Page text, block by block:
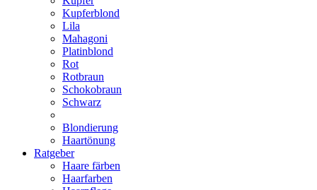
Kupferblond
Lila
Mahagoni
Platinblond
Rot
Rotbraun
Schokobraun
Schwarz
Blondierung
Haartönung
Ratgeber
Haare färben
Haarfarben